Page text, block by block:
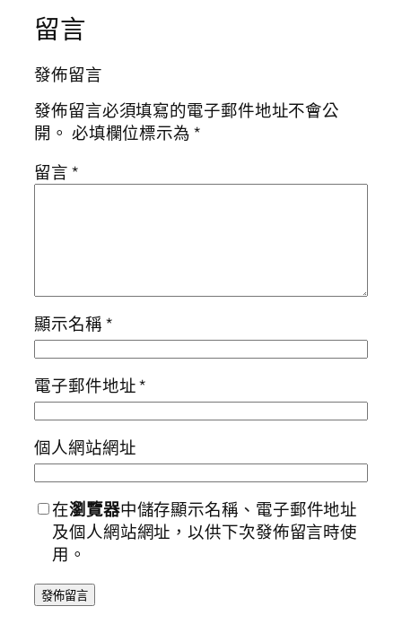
留言
發佈留言
發佈留言必須填寫的電子郵件地址不會公
開。 必填欄位標示為*
留言*
顯示名稱*
電子郵件地址*
個人網站網址
在瀏覽器中儲存顯示名稱、電子郵件地址
及個人網站網址，以供下次發佈留言時使
用。